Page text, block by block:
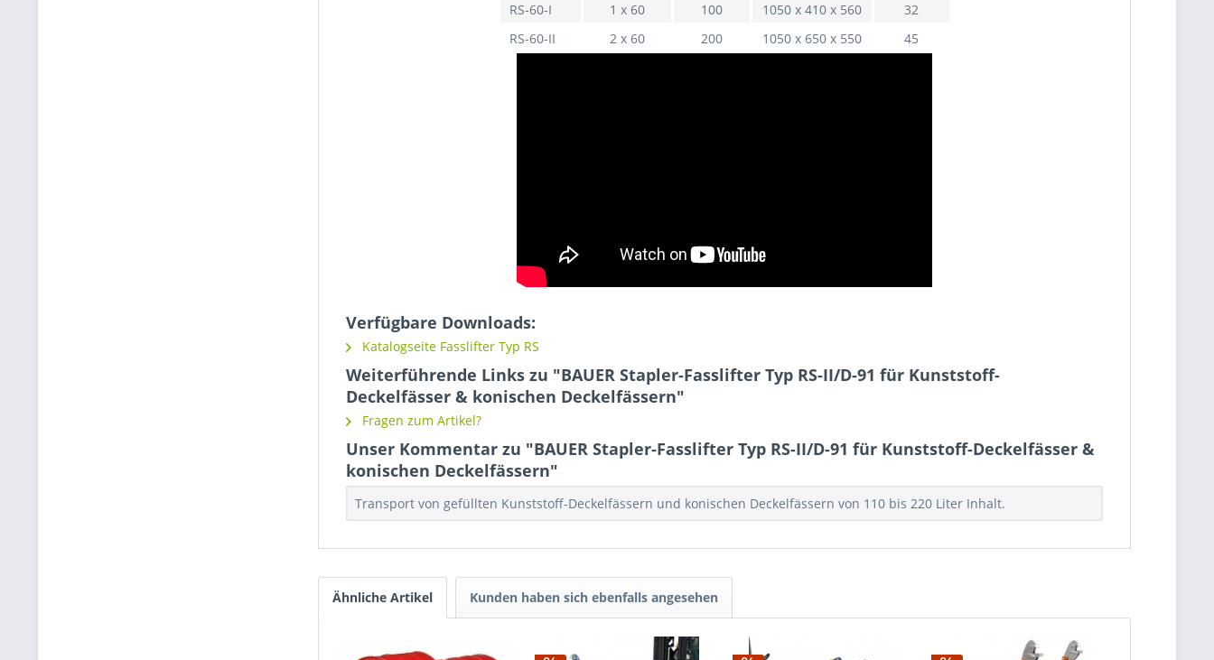
RS-60-I
1 x 60 100 1050 x 410 x 560
32
RS-60-II
2 x 60 200 1050 x 650 x 550 45
Verfügbare Downloads:
Katalogseite Fasslifter Typ RS
Weiterführende Links zu "BAUER Stapler-Fasslifter Typ RS-II/D-91 für Kunststoff-
Deckelfässer & konischen Deckelfässern"
Fragen zum Artikel?
Unser Kommentar zu "BAUER Stapler-Fasslifter Typ RS-II/D-91 für Kunststoff-Deckelfässer &
konischen Deckelfässern"
Transport von gefüllten Kunststoff-Deckelfässern und konischen Deckelfässern von 110 bis 220 Liter Inhalt.
Ähnliche Artikel Kunden haben sich ebenfalls angesehen